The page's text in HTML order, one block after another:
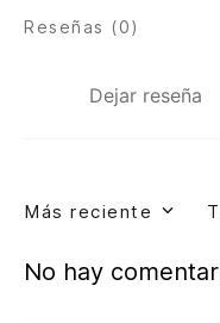
Dejar reseña
Reseñas (0)
Más reciente
No hay